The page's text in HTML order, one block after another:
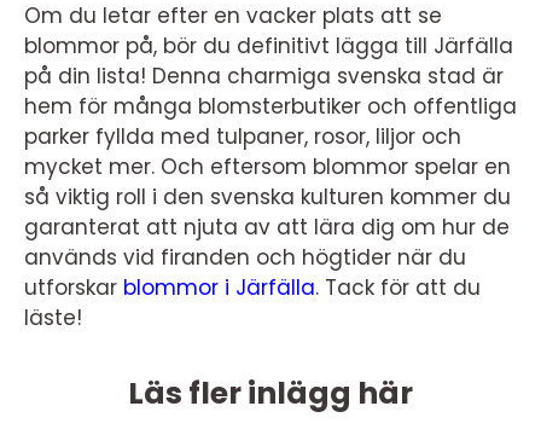
Om du letar efter en vacker plats att se
blommor på, bör du definitivt lägga till Järfälla
på din lista! Denna charmiga svenska stad är
hem för många blomsterbutiker och offentliga
parker fyllda med tulpaner, rosor, liljor och
mycket mer. Och eftersom blommor spelar en
så viktig roll i den svenska kulturen kommer du
garanterat att njuta av att lära dig om hur de
används vid firanden och högtider när du
utforskar blommor i Järfälla. Tack för att du
läste!
Läs fler inlägg här